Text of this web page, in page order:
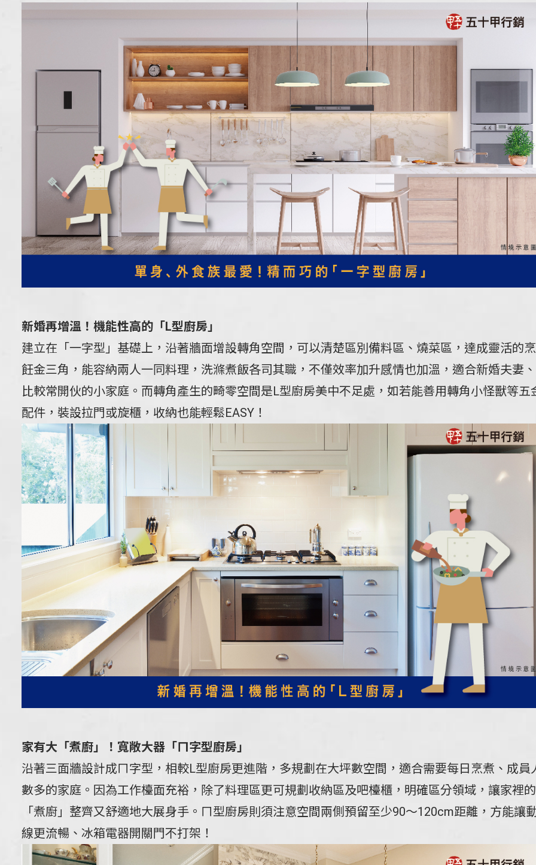
新婚再增溫！機能性高的「L型廚房」
建立在「一字型」基礎上，沿著牆面增設轉角空間，可以清楚區別備料區、燒菜區，達成靈活的烹
飪金三角，能容納兩人一同料理，洗滌煮飯各司其職，不僅效率加升感情也加溫，適合新婚夫妻、
比較常開伙的小家庭。而轉角產生的畸零空間是L型廚房美中不足處，如若能善用轉角小怪獸等五
配件，裝設拉門或旋櫃，收納也能輕鬆EASY！
家有大「煮廚」！寬敞大器「ㄇ字型廚房」
沿著三面牆設計成ㄇ字型，相較L型廚房更進階，多規劃在大坪數空間，適合需要每日烹煮、成員
數多的家庭。因為工作檯面充裕，除了料理區更可規劃收納區及吧檯櫃，明確區分領域，讓家裡的
「煮廚」整齊又舒適地大展身手。ㄇ型廚房則須注意空間兩側預留至少90～120cm距離，方能讓
線更流暢、冰箱電器開關門不打架！